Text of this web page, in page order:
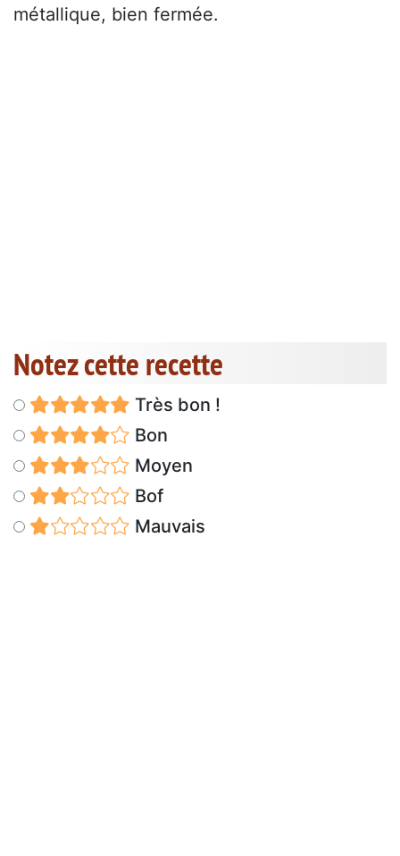
métallique, bien fermée.
Notez cette recette
Très bon !
Bon
Moyen
Bof
Mauvais